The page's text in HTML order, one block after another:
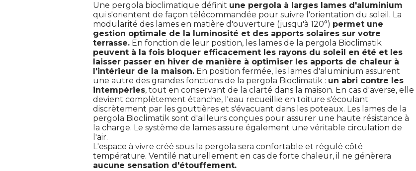
Une pergola bioclimatique définit une pergola à larges lames d'aluminium
qui s'orientent de façon télécommandée pour suivre l'orientation du soleil. La
modularité des lames en matière d'ouverture (jusqu'à 120°) permet une
gestion optimale de la luminosité et des apports solaires sur votre
terrasse. En fonction de leur position, les lames de la pergola Bioclimatik
peuvent à la fois bloquer efficacement les rayons du soleil en été et les
laisser passer en hiver de manière à optimiser les apports de chaleur à
l'intérieur de la maison. En position fermée, les lames d'aluminium assurent
une autre des grandes fonctions de la pergola Bioclimatik : un abri contre les
intempéries, tout en conservant de la clarté dans la maison. En cas d'averse, elle
devient complètement étanche, l'eau recueillie en toiture s'écoulant
discrètement par les gouttières et s'évacuant dans les poteaux. Les lames de la
pergola Bioclimatik sont d'ailleurs conçues pour assurer une haute résistance à
la charge. Le système de lames assure également une véritable circulation de
l'air.
L'espace à vivre créé sous la pergola sera confortable et régulé côté
température. Ventilé naturellement en cas de forte chaleur, il ne génèrera
aucune sensation d'étouffement.